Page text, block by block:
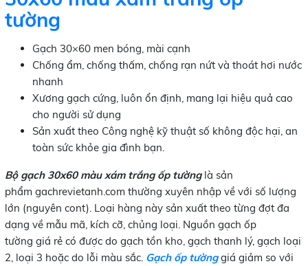
tường
Gạch 30×60 men bóng, mài cạnh
Chống ẩm, chống thấm, chống rạn nứt và thoát hơi nước
nhanh
Xương gạch cứng, luôn ổn định, mang lại hiệu quả cao
cho người sử dụng
Sản xuất theo Công nghệ kỹ thuật số không độc hại, an
toàn sức khỏe gia đình bạn.
Bộ gạch 30x60 màu xám trắng ốp tườnglà sản
phẩm gachrevietanh.com thường xuyên nhập về với số lượng
lớn (nguyên cont). Loại hàng này sản xuất theo từng đợt đa
dạng về mẫu mã, kích cỡ, chủng loại. Nguồn gạch ốp
tường giá rẻ có được do gạch tồn kho, gạch thanh lý, gạch loại
2, loại 3 hoặc do lỗi màu sắc. Gạch ốp tườnggiá giảm so với